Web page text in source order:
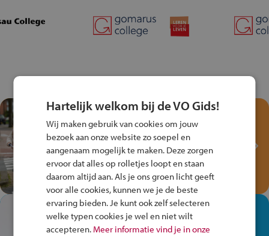
Test je kennis met het
Fiets Veilig
Verkeersspel!
Speel het Fiets Veilig Verkeersspel
en win een Cortina-fiets!
In de winkel ben je op je
plek!
Hartelijk welkom bij de VO Gids!
Wij maken gebruik van cookies om jouw
bezoek aan onze website zo soepel en
aangenaam mogelijk te maken. Deze zorgen
ervoor dat alles op rolletjes loopt en staan
daarom altijd aan. Als je ons groen licht geeft
voor alle cookies, kunnen we je de beste
ervaring bieden. Je kunt ook zelf selecteren
welke typen cookies je wel en niet wilt
accepteren. Meer informatie vind je in onze